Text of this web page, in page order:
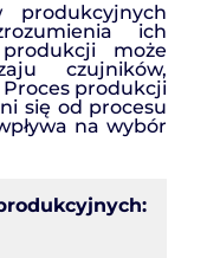
produkcyjnych
ich
może
czujników,
produkcji
się od procesu
na wybór